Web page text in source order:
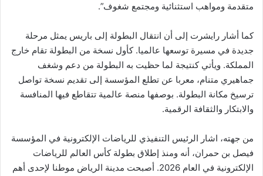
متقدمة ومواهب استثنائية ومجتمع شغوف”.
كما أشار رایشرت إلى أن انتقال البطولة إلى باریس یمثل مرحلة
جديدة في مسيرة توسعها عالميا. كأول نسخة من البطولة تقام خارج
المملكة. ويأتي كنتيجة لما حظیت به البطولة من دعم وشغف
جماهيري متنام، معربا عن تطلع المؤسسة إلى تقدیم نسخة تواصل
ترسیخ مكانة البطولة. بوصفها منصة عالمية تتقاطع فيها المنافسة
والابتكار والثقافة الرقمية.
من جهته، اشار الرئيس التنفيذي للرياضات الإلکترونية في المؤسسة
فيصل بن حمران، أنه ومنذ إطلاق بطولة كأس العالم للرياضات
الإلكترونية في العام 2026. أصبحت مدينة الرياض موطنا لإحدى أهم